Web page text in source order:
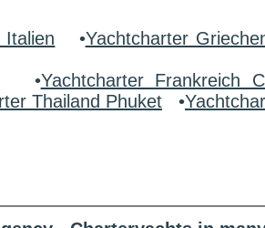
Italien •Yachtcharter
•Yachtcharter Frankreich
Thailand Phuket •